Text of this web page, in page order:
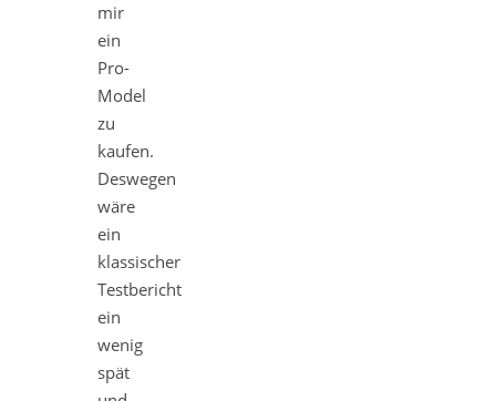
mir
ein
Pro-
Model
zu
kaufen.
Deswegen
wäre
ein
klassischer
Testbericht
ein
wenig
spät